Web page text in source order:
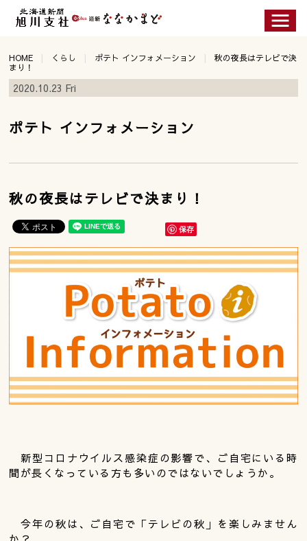
HOME くらし ポテト インフォメーション
秋の夜長はテレビで決
まり！
2020.10.23 Fri
ポテト インフォメーション
秋の夜長はテレビで決まり！
保存
新型コロナウイルス感染症の影響で、ご自宅にいる時
間が長くなっている方も多いのではないでしょうか。
今年の秋は、ご自宅で「テレビの秋」を楽しみません